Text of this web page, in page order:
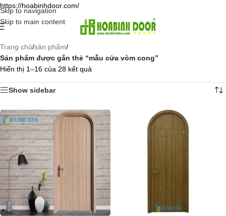
https://hoabinhdoor.com/
Skip to navigation
Skip to main content
Trang chủ/sản phẩm/
Sản phẩm được gắn thẻ “mẫu cửa vòm cong”
Hiển thị 1–16 của 28 kết quả
Show sidebar